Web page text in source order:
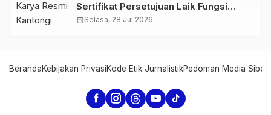
Sertifikat Persetujuan Laik Fungsi
Struktur Jembatan Musi V Tol
calendar_monthSelasa, 28 Jul 2026
BerandaKebijakan PrivasiKode Etik JurnalistikPedoman Media Siber